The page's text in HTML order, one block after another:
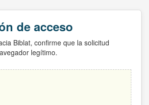
de acceso
Biblat, confirme que la solicitud
legítimo.